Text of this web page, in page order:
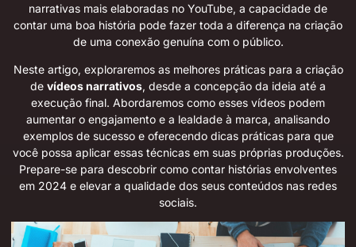
narrativas mais elaboradas no YouTube, a capacidade de
contar uma boa história pode fazer toda a diferença na criação
de uma conexão genuína com o público.
Neste artigo, exploraremos as melhores práticas para a criação
de vídeos narrativos, desde a concepção da ideia até a
execução final. Abordaremos como esses vídeos podem
aumentar o engajamento e a lealdade à marca, analisando
exemplos de sucesso e oferecendo dicas práticas para que
você possa aplicar essas técnicas em suas próprias produções.
Prepare-se para descobrir como contar histórias envolventes
em 2024 e elevar a qualidade dos seus conteúdos nas redes
sociais.